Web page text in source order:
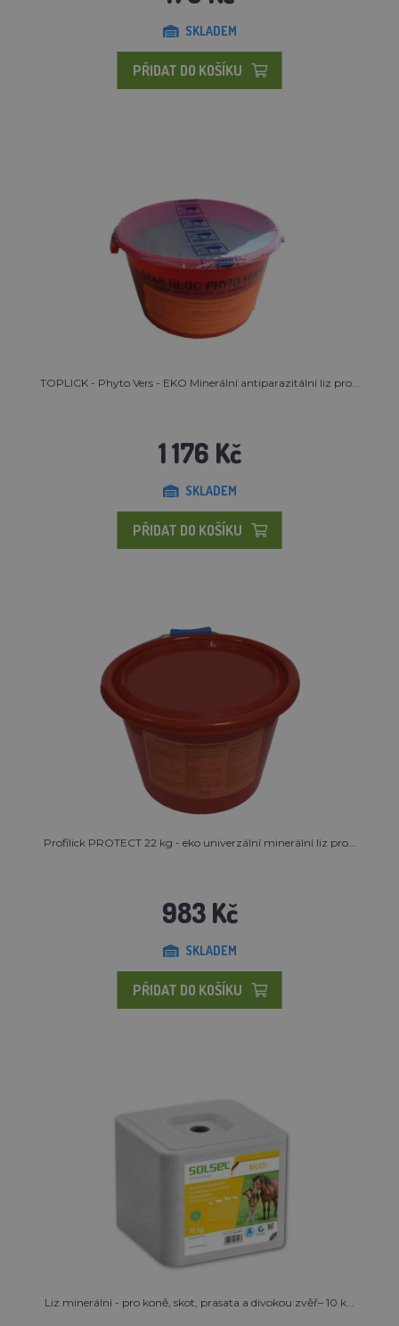
SKLADEM
PŘIDAT DO KOŠÍKU
TOPLICK - Phyto Vers - EKO Minerální antiparazitální liz pro...
1 176 Kč
SKLADEM
PŘIDAT DO KOŠÍKU
Profilick PROTECT 22 kg - eko univerzální minerální liz pro...
983 Kč
SKLADEM
PŘIDAT DO KOŠÍKU
Liz minerální - pro koně, skot, prasata a divokou zvěř– 10 k...